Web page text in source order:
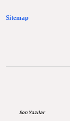
Sitemap
Son Yazılar